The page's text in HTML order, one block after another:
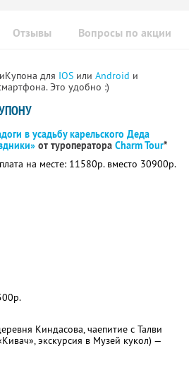
Отзывы Вопросы по акции
для IOS или Android и
Это удобно :)
в усадьбу карельского Деда
от туроператора Charm Tour*
на месте: 11580р. вместо 30900р.
Киндасова, чаепитие с Талви
экскурсия в Музей кукол) —